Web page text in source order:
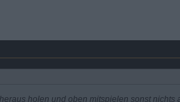
holen und oben mitspielen sonst nichts